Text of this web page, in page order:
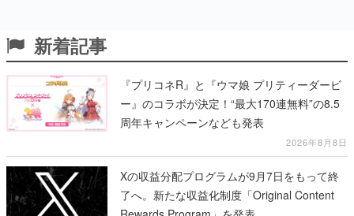
新着記事
『プリコネR』と『ウマ娘 プリティーダービ
ー』のコラボが決定！“最大170連無料”の8.5
周年キャンペーンなども発表
2026年8月8日
Xの収益分配プログラムが9月7日をもって終
了へ。新たな収益化制度「Original Content